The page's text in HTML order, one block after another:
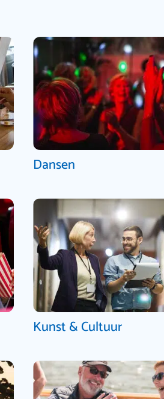
Dansen
Kunst & Cultuur